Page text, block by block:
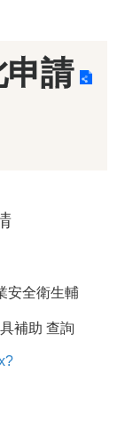
請
安全衛生輔
補助 查詢